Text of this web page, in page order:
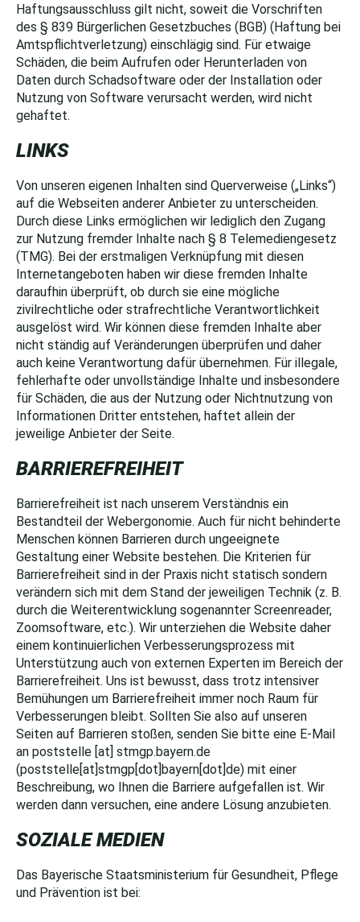
Haftungsausschluss gilt nicht, soweit die Vorschriften
des § 839 Bürgerlichen Gesetzbuches (BGB) (Haftung bei
Amtspflichtverletzung) einschlägig sind. Für etwaige
Schäden, die beim Aufrufen oder Herunterladen von
Daten durch Schadsoftware oder der Installation oder
Nutzung von Software verursacht werden, wird nicht
gehaftet.
LINKS
Von unseren eigenen Inhalten sind Querverweise („Links“)
auf die Webseiten anderer Anbieter zu unterscheiden.
Durch diese Links ermöglichen wir lediglich den Zugang
zur Nutzung fremder Inhalte nach § 8 Telemediengesetz
(TMG). Bei der erstmaligen Verknüpfung mit diesen
Internetangeboten haben wir diese fremden Inhalte
daraufhin überprüft, ob durch sie eine mögliche
zivilrechtliche oder strafrechtliche Verantwortlichkeit
ausgelöst wird. Wir können diese fremden Inhalte aber
nicht ständig auf Veränderungen überprüfen und daher
auch keine Verantwortung dafür übernehmen. Für illegale,
fehlerhafte oder unvollständige Inhalte und insbesondere
für Schäden, die aus der Nutzung oder Nichtnutzung von
Informationen Dritter entstehen, haftet allein der
jeweilige Anbieter der Seite.
BARRIEREFREIHEIT
Barrierefreiheit ist nach unserem Verständnis ein
Bestandteil der Webergonomie. Auch für nicht behinderte
Menschen können Barrieren durch ungeeignete
Gestaltung einer Website bestehen. Die Kriterien für
Barrierefreiheit sind in der Praxis nicht statisch sondern
verändern sich mit dem Stand der jeweiligen Technik (z. B.
durch die Weiterentwicklung sogenannter Screenreader,
Zoomsoftware, etc.). Wir unterziehen die Website daher
einem kontinuierlichen Verbesserungsprozess mit
Unterstützung auch von externen Experten im Bereich der
Barrierefreiheit. Uns ist bewusst, dass trotz intensiver
Bemühungen um Barrierefreiheit immer noch Raum für
Verbesserungen bleibt. Sollten Sie also auf unseren
Seiten auf Barrieren stoßen, senden Sie bitte eine E-Mail
an poststelle [at] stmgp.bayern.de
(poststelle[at]stmgp[dot]bayern[dot]de) mit einer
Beschreibung, wo Ihnen die Barriere aufgefallen ist. Wir
werden dann versuchen, eine andere Lösung anzubieten.
SOZIALE MEDIEN
Das Bayerische Staatsministerium für Gesundheit, Pflege
und Prävention ist bei: